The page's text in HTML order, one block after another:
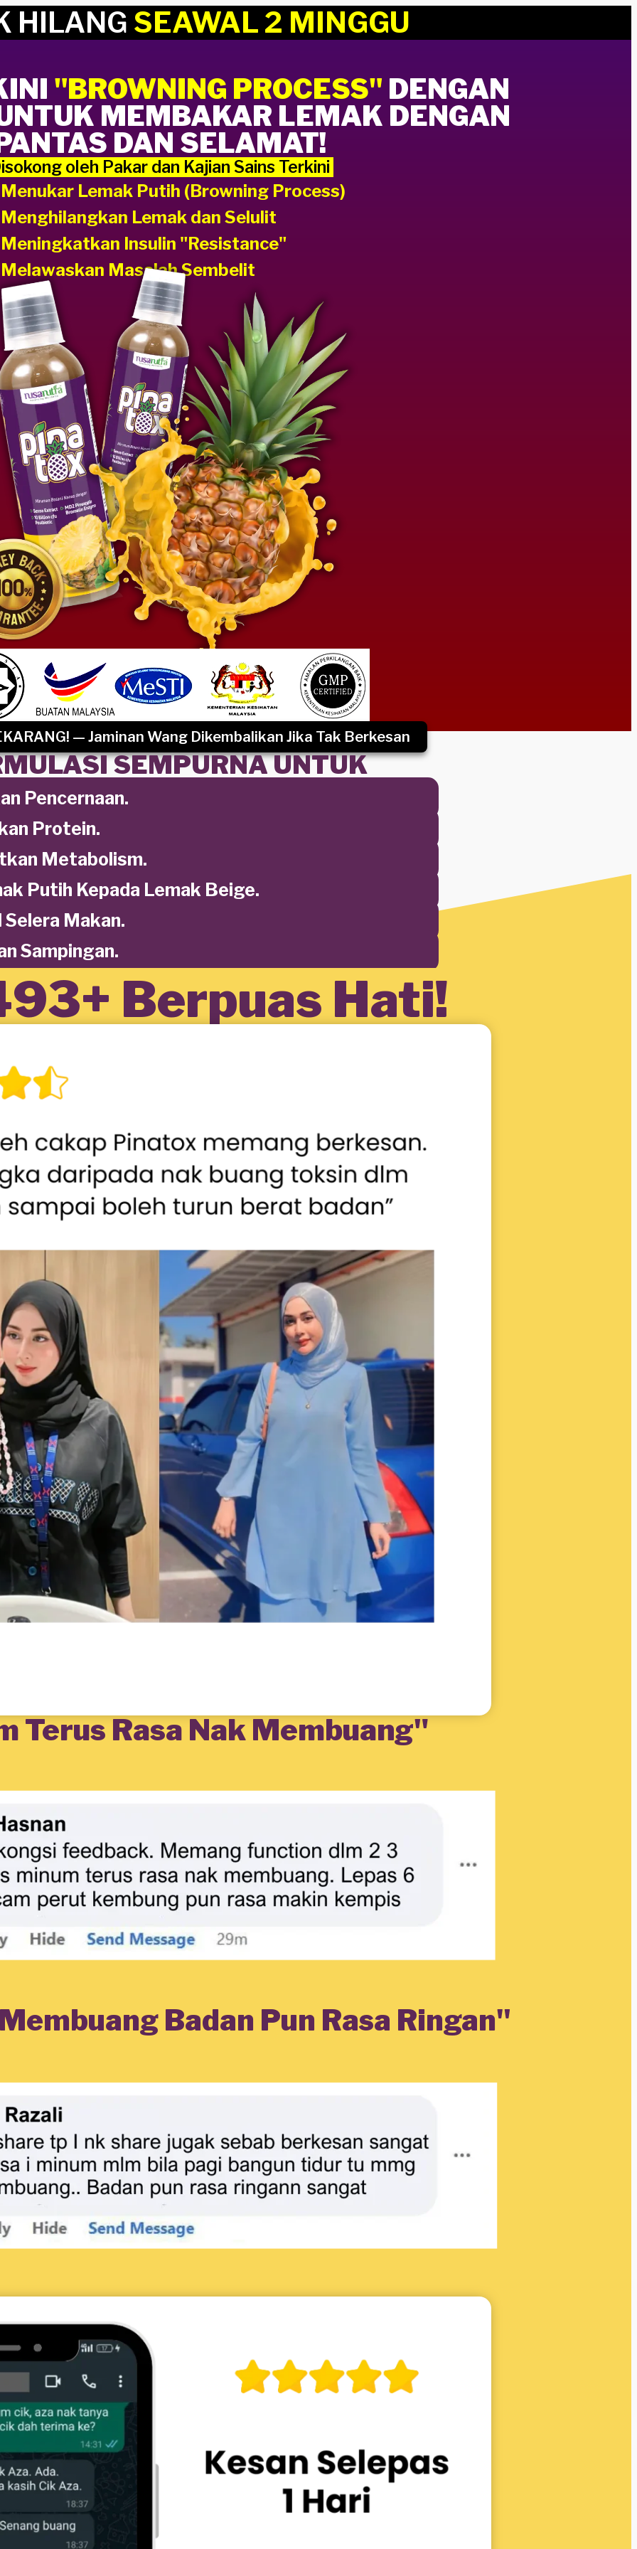
HILANG SEAWAL 2 MINGGU
"BROWNING PROCESS" DENGAN
MEMBAKAR LEMAK DENGAN
DAN SELAMAT!
oleh Pakar dan Kajian Sains Terkini
Menukar Lemak Putih (Browning Process)
Menghilangkan Lemak dan Selulit
Meningkatkan Insulin "Resistance"
Melawaskan Masalah Sembelit
— Jaminan Wang Dikembalikan Jika Tak Berkesan
SEMPURNA UNTUK
Pencernaan.
Protein.
Metabolism.
Putih Kepada Lemak Beige.
Makan.
Sampingan.
Berpuas Hati!
Terus Rasa Nak Membuang"
Badan Pun Rasa Ringan"